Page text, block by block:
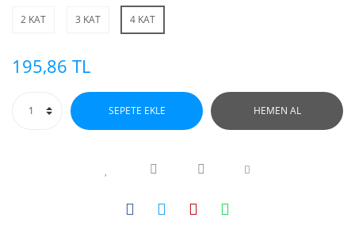
2 KAT 3 KAT 4 KAT
195,86 TL
SEPETE EKLE HEMEN AL